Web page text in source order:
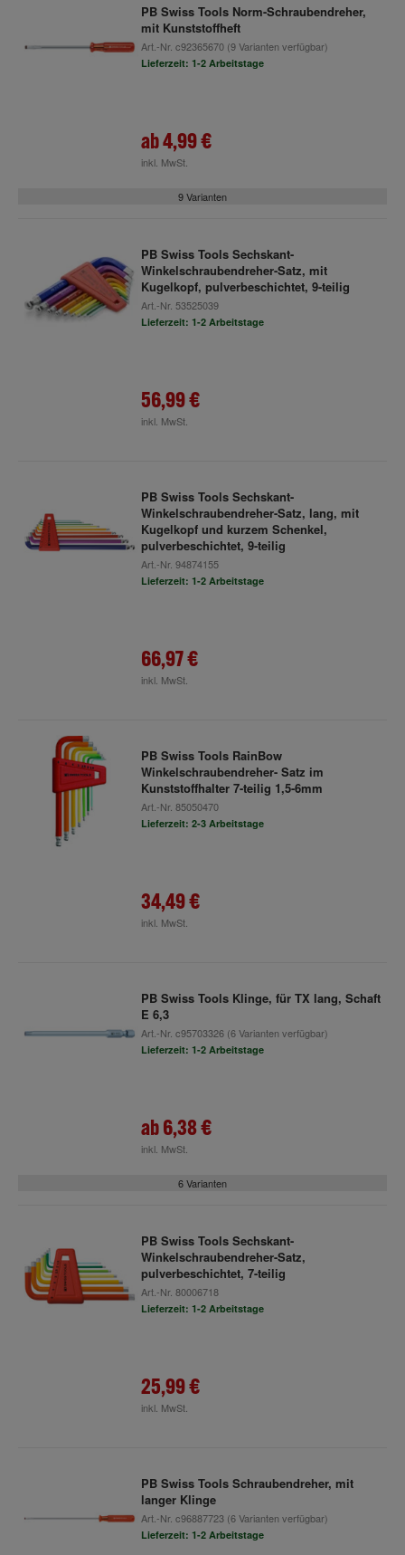
PB Swiss Tools Norm-Schraubendreher,
mit Kunststoffheft
Art.-Nr. c92365670(9 Varianten verfügbar)
Lieferzeit: 1-2 Arbeitstage
ab4,99 €
inkl. MwSt.
9 Varianten
PB Swiss Tools Sechskant-
Winkelschraubendreher-Satz, mit
Kugelkopf, pulverbeschichtet, 9-teilig
Art.-Nr. 53525039
Lieferzeit: 1-2 Arbeitstage
56,99 €
inkl. MwSt.
PB Swiss Tools Sechskant-
Winkelschraubendreher-Satz, lang, mit
Kugelkopf und kurzem Schenkel,
pulverbeschichtet, 9-teilig
Art.-Nr. 94874155
Lieferzeit: 1-2 Arbeitstage
66,97 €
inkl. MwSt.
PB Swiss Tools RainBow
Winkelschraubendreher- Satz im
Kunststoffhalter 7-teilig 1,5-6mm
Art.-Nr. 85050470
Lieferzeit: 2-3 Arbeitstage
34,49 €
inkl. MwSt.
PB Swiss Tools Klinge, für TX lang, Schaft
E 6,3
Art.-Nr. c95703326(6 Varianten verfügbar)
Lieferzeit: 1-2 Arbeitstage
ab6,38 €
inkl. MwSt.
6 Varianten
PB Swiss Tools Sechskant-
Winkelschraubendreher-Satz,
pulverbeschichtet, 7-teilig
Art.-Nr. 80006718
Lieferzeit: 1-2 Arbeitstage
25,99 €
inkl. MwSt.
PB Swiss Tools Schraubendreher, mit
langer Klinge
Art.-Nr. c96887723(6 Varianten verfügbar)
Lieferzeit: 1-2 Arbeitstage